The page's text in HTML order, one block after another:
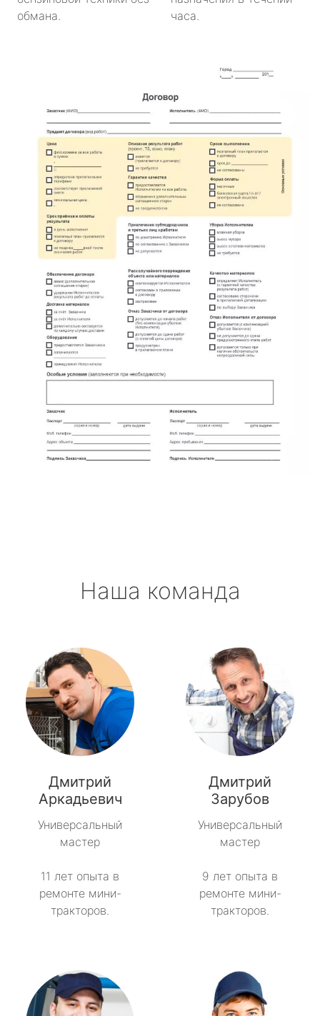
обмана.
часа.
Наша команда
Дмитрий
Аркадьевич
Универсальный
мастер
11 лет опыта в
ремонте мини-
тракторов.
Дмитрий
Зарубов
Универсальный
мастер
9 лет опыта в
ремонте мини-
тракторов.